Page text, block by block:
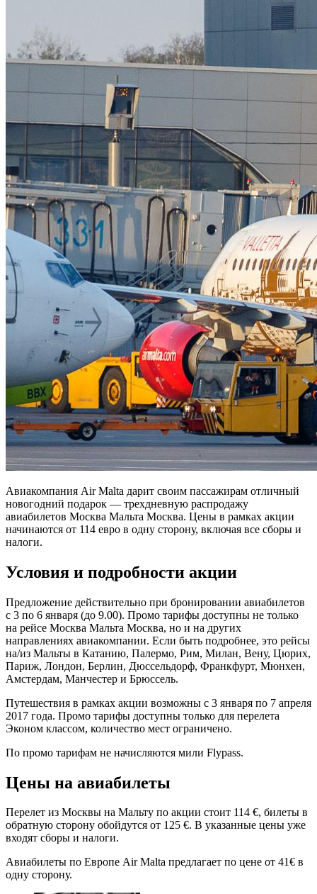
Авиакомпания Air Malta дарит своим пассажирам отличный
новогодний подарок — трехдневную распродажу
авиабилетов Москва Мальта Москва. Цены в рамках акции
начинаются от 114 евро в одну сторону, включая все сборы и
налоги.
Условия и подробности акции
Предложение действительно при бронировании авиабилетов
с 3 по 6 января (до 9.00). Промо тарифы доступны не только
на рейсе Москва Мальта Москва, но и на других
направлениях авиакомпании. Если быть подробнее, это рейсы
на/из Мальты в Катанию, Палермо, Рим, Милан, Вену, Цюрих,
Париж, Лондон, Берлин, Дюссельдорф, Франкфурт, Мюнхен,
Амстердам, Манчестер и Брюссель.
Путешествия в рамках акции возможны с 3 января по 7 апреля
2017 года. Промо тарифы доступны только для перелета
Эконом классом, количество мест ограничено.
По промо тарифам не начисляются мили Flypass.
Цены на авиабилеты
Перелет из Москвы на Мальту по акции стоит 114 €, билеты в
обратную сторону обойдутся от 125 €. В указанные цены уже
входят сборы и налоги.
Авиабилеты по Европе Air Malta предлагает по цене от 41€ в
одну сторону.